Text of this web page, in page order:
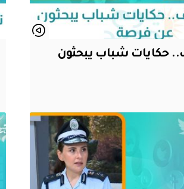
حكايات شباب يبحثون